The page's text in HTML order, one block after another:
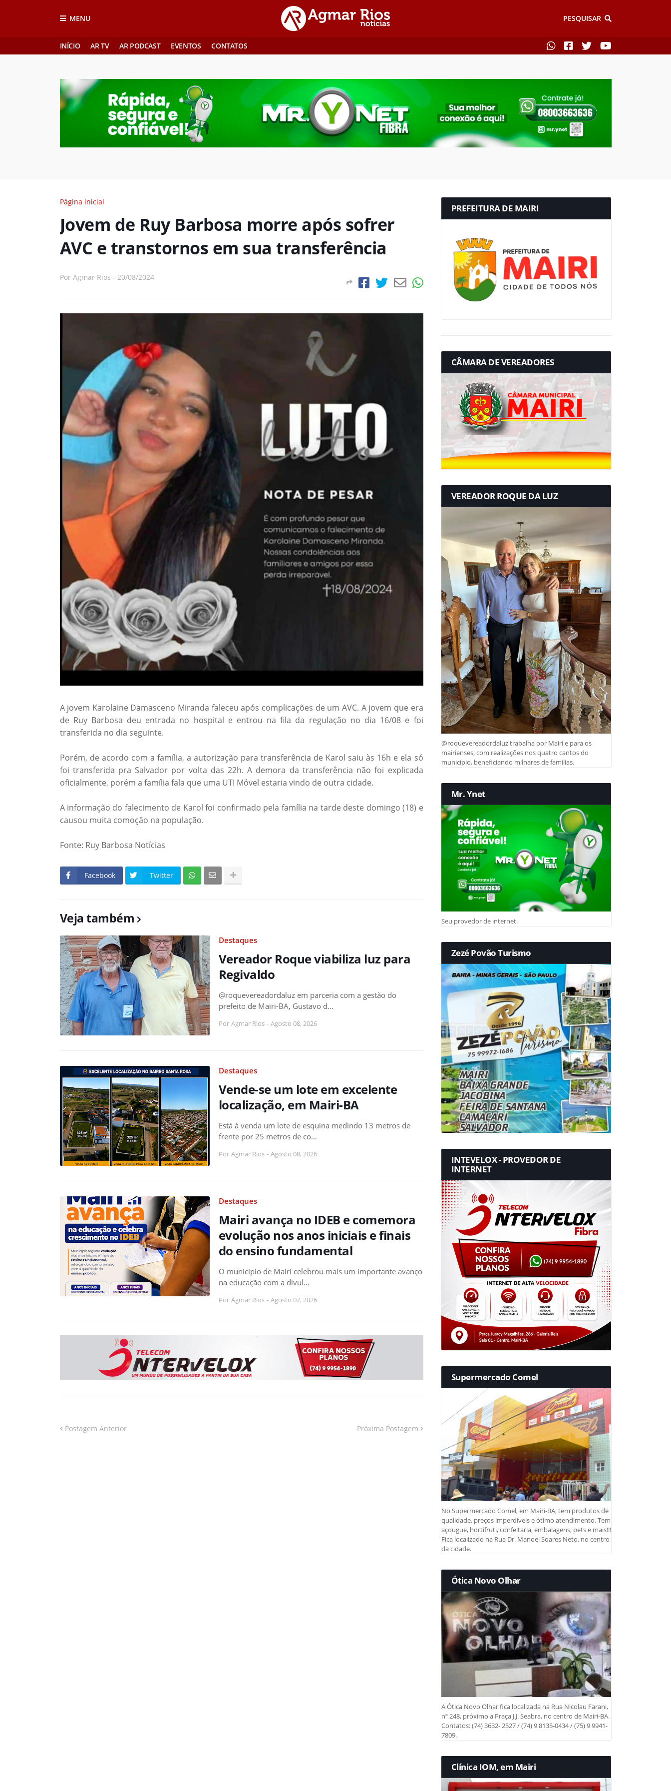
MENU PESQUISAR
INÍCIO AR TV AR PODCAST EVENTOS CONTATOS
Página inicial
Jovem de Ruy Barbosa morre após sofrer
AVC e transtornos em sua transferência
Por Agmar Rios - 20/08/2024
A jovem Karolaine Damasceno Miranda faleceu após complicações de um AVC. A jovem que era
de Ruy Barbosa deu entrada no hospital e entrou na fila da regulação no dia 16/08 e foi
transferida no dia seguinte.
Porém, de acordo com a família, a autorização para transferência de Karol saiu às 16h e ela só
foi transferida pra Salvador por volta das 22h. A demora da transferência não foi explicada
oficialmente, porém a família fala que uma UTI Móvel estaria vindo de outra cidade.
A informação do falecimento de Karol foi confirmado pela família na tarde deste domingo (18) e
causou muita comoção na população.
Fonte: Ruy Barbosa Notícias
Facebook Twitter
Veja também
Destaques
Vereador Roque viabiliza luz para
Regivaldo
@roquevereadordaluz em parceria com a gestão do
prefeito de Mairi-BA, Gustavo d…
Por Agmar Rios - Agosto 08, 2026
Destaques
Vende-se um lote em excelente
localização, em Mairi-BA
Está à venda um lote de esquina medindo 13 metros de
frente por 25 metros de co…
Por Agmar Rios - Agosto 08, 2026
Destaques
Mairi avança no IDEB e comemora
evolução nos anos iniciais e finais
do ensino fundamental
O município de Mairi celebrou mais um importante avanço
na educação com a divul…
Por Agmar Rios - Agosto 07, 2026
Postagem Anterior Próxima Postagem
PREFEITURA DE MAIRI
CÂMARA DE VEREADORES
VEREADOR ROQUE DA LUZ
@roquevereadordaluz trabalha por Mairi e para os
mairienses, com realizações nos quatro cantos do
município, beneficiando milhares de famílias.
Mr. Ynet
Seu provedor de internet.
Zezé Povão Turismo
INTEVELOX - PROVEDOR DE
INTERNET
Supermercado Comel
No Supermercado Comel, em Mairi-BA, tem produtos de
qualidade, preços imperdíveis e ótimo atendimento. Tem
açougue, hortifruti, confeitaria, embalagens, pets e mais!!!
Fica localizado na Rua Dr. Manoel Soares Neto, no centro
da cidade.
Ótica Novo Olhar
A Ótica Novo Olhar fica localizada na Rua Nicolau Farani,
nº 248, próximo a Praça J.J. Seabra, no centro de Mairi-BA.
Contatos: (74) 3632- 2527 / (74) 9 8135-0434 / (75) 9 9941-
7809.
Clínica IOM, em Mairi